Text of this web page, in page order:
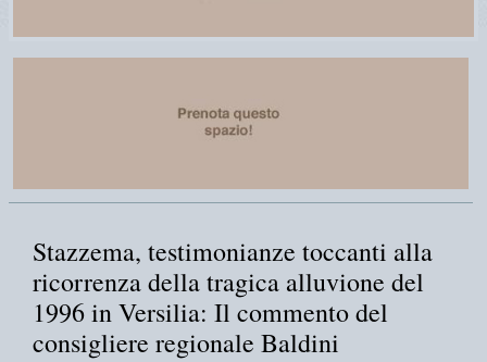
Stazzema, testimonianze toccanti alla
ricorrenza della tragica alluvione del
1996 in Versilia: Il commento del
consigliere regionale Baldini